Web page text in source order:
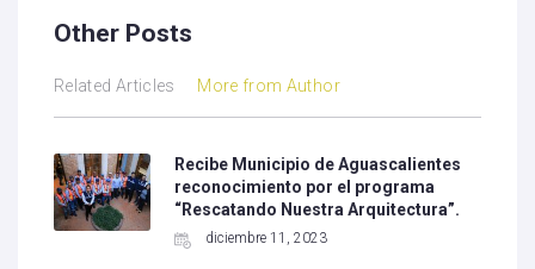
Other Posts
Related Articles More from Author
Recibe Municipio de Aguascalientes
reconocimiento por el programa
“Rescatando Nuestra Arquitectura”.
diciembre 11, 2023